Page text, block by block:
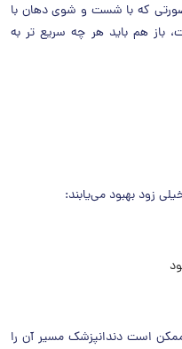
که با شست ‌و شوی دهان با
باز هم باید هر چه سریع تر به
زود بهبود می‌یابند:
است دندانپزشک مسیر آن را